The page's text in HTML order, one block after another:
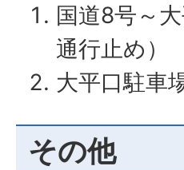
国道8号～
通行止め）
大平口駐車
その他